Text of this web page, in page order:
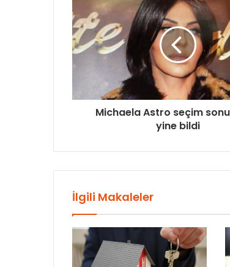
Michaela Astro seçim
yine bildi
İlgili Makaleler